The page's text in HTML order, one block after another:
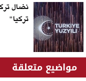
نضال
تركيا"
مواضيع متعلقة